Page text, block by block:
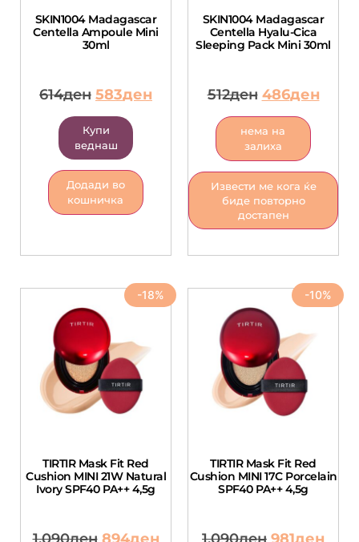
SKIN1004 Madagascar
Centella Ampoule Mini
30ml
614ден 583ден
Купи
веднаш
Додади во
кошничка
SKIN1004 Madagascar
Centella Hyalu-Cica
Sleeping Pack Mini 30ml
512ден 486ден
нема на
залиха
Извести ме кога ќе
биде повторно
достапен
-18%
TIRTIR Mask Fit Red
Cushion MINI 21W Natural
Ivory SPF40 PA++ 4,5g
-10%
TIRTIR Mask Fit Red
Cushion MINI 17C Porcelain
SPF40 PA++ 4,5g